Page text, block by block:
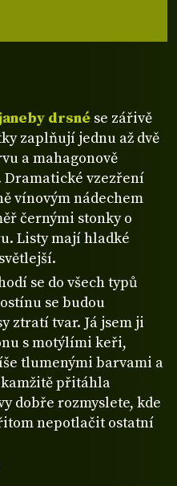
drsné se zářivě
zaplňují jednu až dvě
a mahagonově
Dramatické vzezření
vínovým nádechem
černými stonky o
Listy mají hladké
se do všech typů
se budou
ztratí tvar. Já jsem ji
s motýlími keři,
tlumenými barvami a
přitáhla
dobře rozmyslete, kde
nepotlačit ostatní